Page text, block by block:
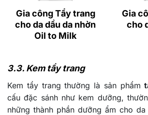
Gia công Tẩy trang
cho da dầu da nhờn
Oil to Milk
Gia
cho
3.3. Kem tẩy trang
Kem tẩy trang thường là sản phẩm
cấu đặc sánh như kem dưỡng,
những thành phần dưỡng ẩm cho da